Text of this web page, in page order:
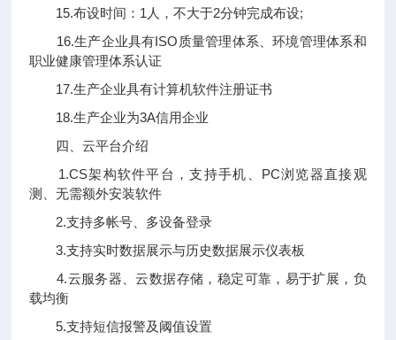
15.布设时间：1人，不大于2分钟完成布设;
16.生产企业具有ISO质量管理体系、环境管理体系和
职业健康管理体系认证
17.生产企业具有计算机软件注册证书
18.生产企业为3A信用企业
四、云平台介绍
1.CS架构软件平台，支持手机、PC浏览器直接观
测、无需额外安装软件
2.支持多帐号、多设备登录
3.支持实时数据展示与历史数据展示仪表板
4.云服务器、云数据存储，稳定可靠，易于扩展，负
载均衡
5.支持短信报警及阈值设置